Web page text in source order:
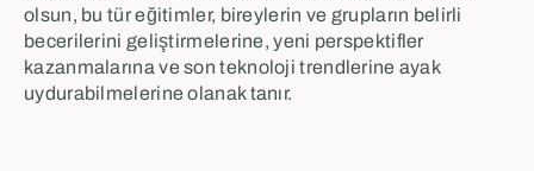
olsun, bu tür eğitimler, bireylerin ve grupların belirli
becerilerini geliştirmelerine, yeni perspektifler
kazanmalarına ve son teknoloji trendlerine ayak
uydurabilmelerine olanak tanır.